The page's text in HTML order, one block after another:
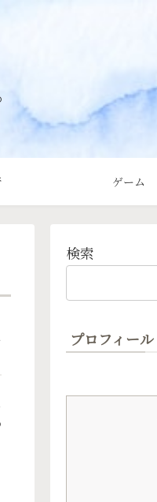
ゲーム
検索
プロフィール